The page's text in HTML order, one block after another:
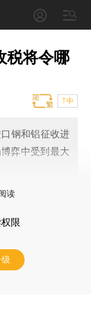
税将令哪
T中
钢和铝征收进
弈中受到最大
读
限